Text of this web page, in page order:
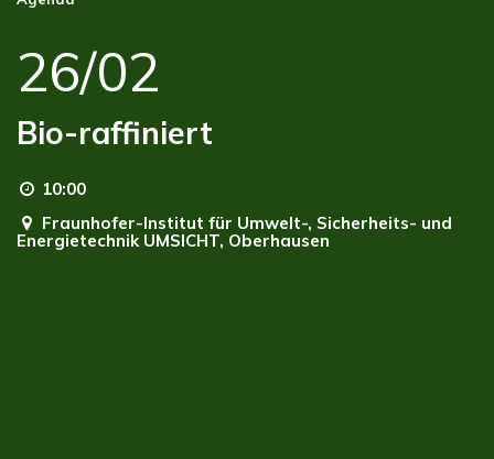
26/02
Bio-raffiniert
10:00
Fraunhofer-Institut für Umwelt-, Sicherheits- und
Energietechnik UMSICHT, Oberhausen